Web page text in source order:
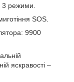
3 режими.
SOS.
9900
яскравості –